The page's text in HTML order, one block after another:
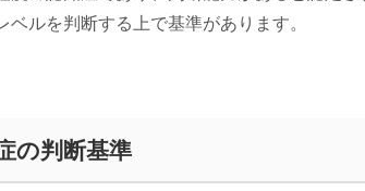
ベルを判断する上で基準があります。
の判断基準